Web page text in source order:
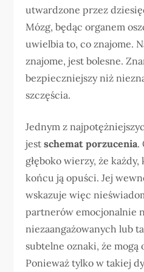
utwardzone przez
Mózg, będąc organem
uwielbia to, co znajome.
znajome, jest bolesne.
bezpieczniejszy niż
szczęścia.
Jednym z
jestschemat porzucenia.
głęboko wierzy, że
końcu ją opuści. Jej
wskazuje więc
partnerów emocjonalnie
niezaangażowanych lub
subtelne oznaki, że mogą
Ponieważ tylko w takiej